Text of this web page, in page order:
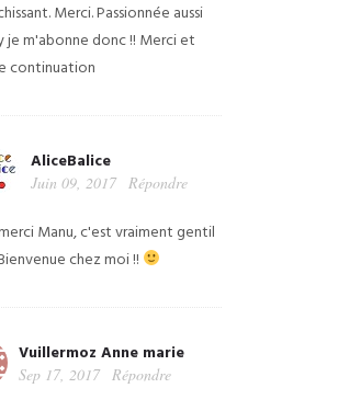
Merci. Passionnée aussi
je m'abonne donc !! Merci et
continuation
AliceBalice
Juin 09, 2017 Répondre
Manu, c'est vraiment gentil
chez moi !!
Vuillermoz Anne marie
Sep 17, 2017 Répondre